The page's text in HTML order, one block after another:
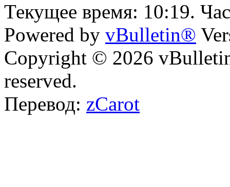
Текущее время: 10:19.
Powered by vBulletin®
Copyright © 2026
reserved.
Перевод: zCarot